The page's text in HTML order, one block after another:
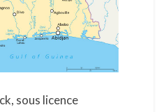
sous licence